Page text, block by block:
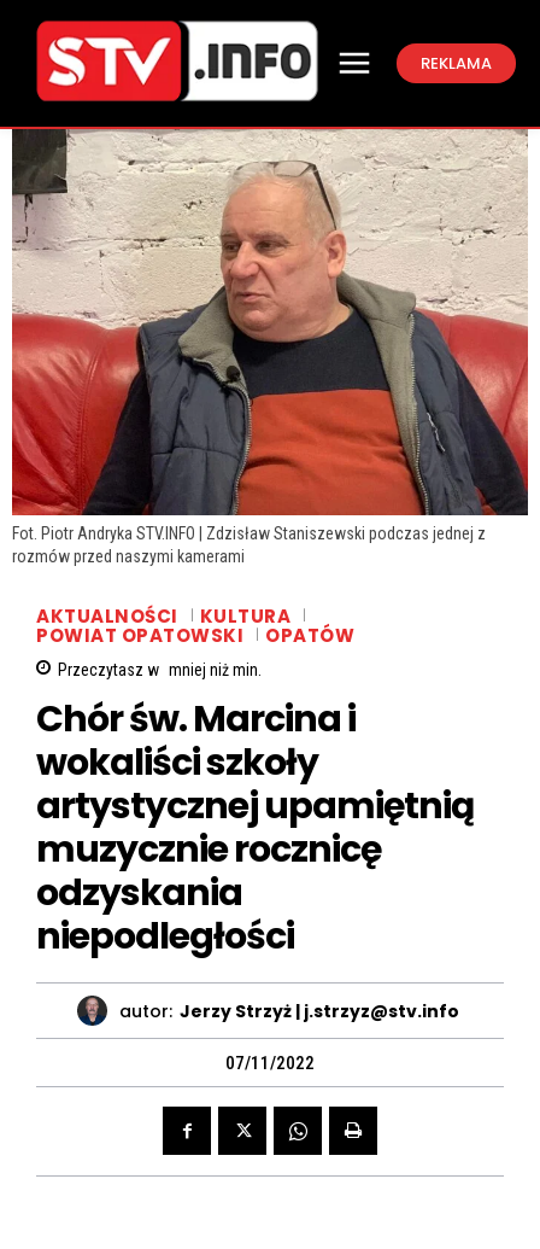
REKLAMA
Fot. Piotr Andryka STV.INFO | Zdzisław Staniszewski podczas jednej z
rozmów przed naszymi kamerami
AKTUALNOŚCI KULTURA
POWIAT OPATOWSKI OPATÓW
Przeczytasz w mniej niżmin.
Chór św. Marcina i
wokaliści szkoły
artystycznej upamiętnią
muzycznie rocznicę
odzyskania
niepodległości
autor: Jerzy Strzyż | j.strzyz@stv.info
07/11/2022